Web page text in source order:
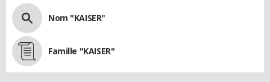
Nom "KAISER"
Famille "KAISER"